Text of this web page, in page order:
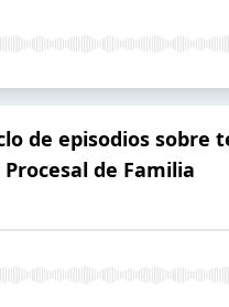
de episodios
de Familia